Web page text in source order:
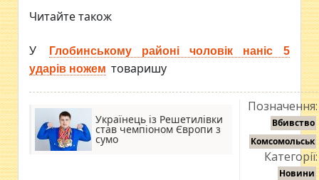
Читайте також
У
Глобинському районі чоловік наніс 5
ударів ножем товаришу
Українець із Решетилівки
став чемпіоном Європи з
сумо
Позначення:
Вбивство
Комсомольськ
Категорії:
Новини